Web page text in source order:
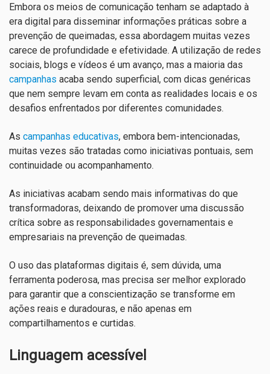
Embora os meios de comunicação tenham se adaptado à
era digital para disseminar informações práticas sobre a
prevenção de queimadas, essa abordagem muitas vezes
carece de profundidade e efetividade. A utilização de redes
sociais, blogs e vídeos é um avanço, mas a maioria das
campanhas acaba sendo superficial, com dicas genéricas
que nem sempre levam em conta as realidades locais e os
desafios enfrentados por diferentes comunidades.
As campanhas educativas, embora bem-intencionadas,
muitas vezes são tratadas como iniciativas pontuais, sem
continuidade ou acompanhamento.
As iniciativas acabam sendo mais informativas do que
transformadoras, deixando de promover uma discussão
crítica sobre as responsabilidades governamentais e
empresariais na prevenção de queimadas.
O uso das plataformas digitais é, sem dúvida, uma
ferramenta poderosa, mas precisa ser melhor explorado
para garantir que a conscientização se transforme em
ações reais e duradouras, e não apenas em
compartilhamentos e curtidas.
Linguagem acessível